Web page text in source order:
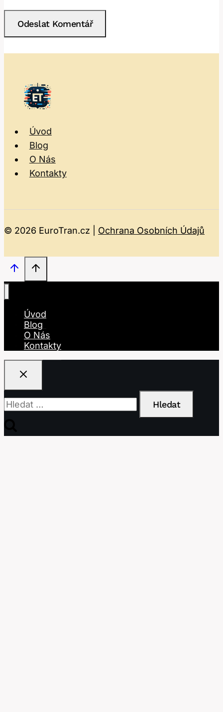
Úvod
Blog
O Nás
Kontakty
© 2026 EuroTran.cz | Ochrana Osobních Údajů
Úvod
Blog
O Nás
Kontakty
Vyhledávání